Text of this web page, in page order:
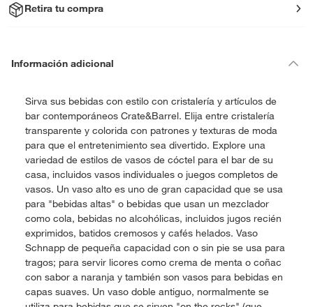
Retira tu compra
Información adicional
Sirva sus bebidas con estilo con cristalería y artículos de
bar contemporáneos Crate&Barrel. Elija entre cristalería
transparente y colorida con patrones y texturas de moda
para que el entretenimiento sea divertido. Explore una
variedad de estilos de vasos de cóctel para el bar de su
casa, incluidos vasos individuales o juegos completos de
vasos. Un vaso alto es uno de gran capacidad que se usa
para "bebidas altas" o bebidas que usan un mezclador
como cola, bebidas no alcohólicas, incluidos jugos recién
exprimidos, batidos cremosos y cafés helados. Vaso
Schnapp de pequeña capacidad con o sin pie se usa para
tragos; para servir licores como crema de menta o coñac
con sabor a naranja y también son vasos para bebidas en
capas suaves. Un vaso doble antiguo, normalmente se